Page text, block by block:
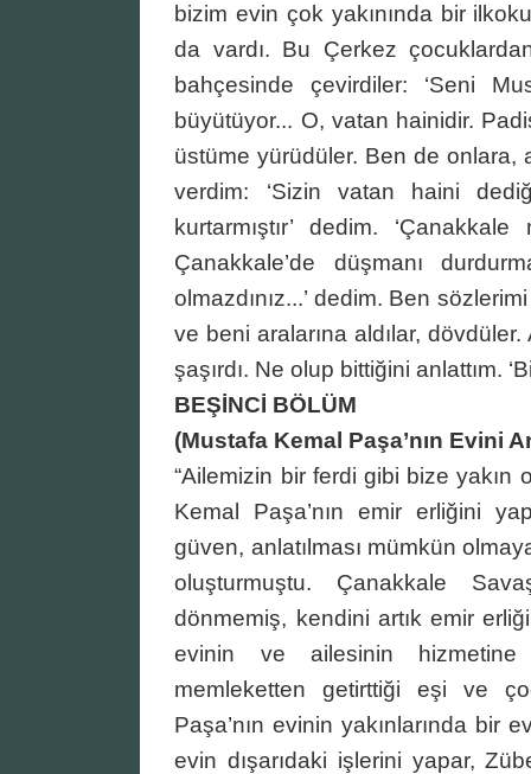
bizim evin çok yakınında bir
da vardı. Bu Çerkez
bahçesinde çevirdiler: ‘Seni
büyütüyor... O, vatan hainidir.
üstüme yürüdüler. Ben de onlara,
verdim: ‘Sizin vatan haini
kurtarmıştır’ dedim.
Çanakkale’de düşmanı
olmazdınız...’ dedim. Ben
ve beni aralarına aldılar,
şaşırdı. Ne olup bittiğini anlattım.
BEŞİNCİ BÖLÜM
(Mustafa Kemal Paşa’nın Evini
“Ailemizin bir ferdi gibi bize yakın
Kemal Paşa’nın emir erliğini
güven, anlatılması mümkün
oluşturmuştu. Çanakkale
dönmemiş, kendini artık emir
evinin ve ailesinin hizmetine
memleketten getirttiği eşi ve
Paşa’nın evinin yakınlarında bir
evin dışarıdaki işlerini yapar,